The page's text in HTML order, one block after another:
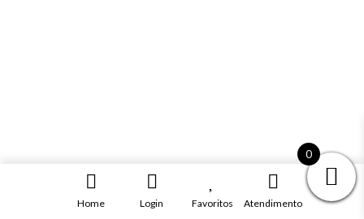
Home Login Favoritos Atendimento
0